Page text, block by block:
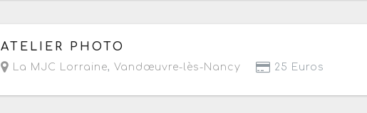
Le samedi 17 mai 2025
ATELIER PHOTO
La MJC Lorraine, Vandœuvre-lès-Nancy 25 Euros